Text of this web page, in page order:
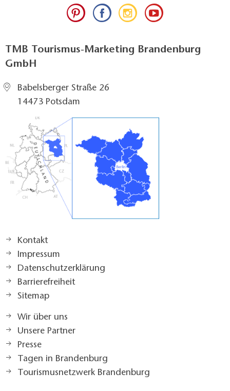
TMB Tourismus-Marketing Brandenburg
GmbH
Babelsberger Straße 26
14473 Potsdam
Kontakt
Impressum
Datenschutzerklärung
Barrierefreiheit
Sitemap
Wir über uns
Unsere Partner
Presse
Tagen in Brandenburg
Tourismusnetzwerk Brandenburg